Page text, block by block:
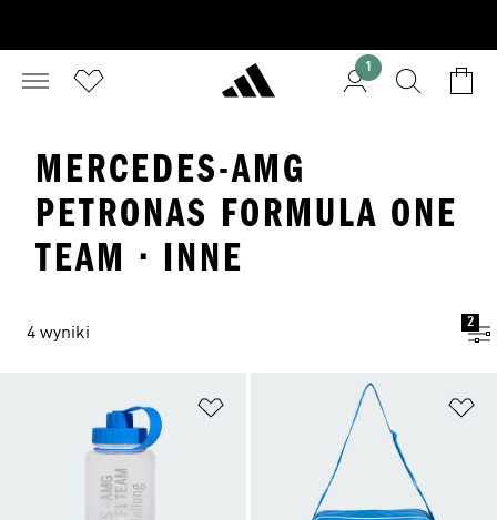
1
MERCEDES-AMG
PETRONAS FORMULA ONE
TEAM · INNE
4 wyniki
2
Dodaj do listy życzeń